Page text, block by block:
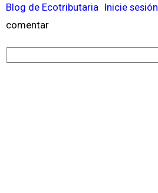
Blog de Ecotributaria Inicie sesión
comentar